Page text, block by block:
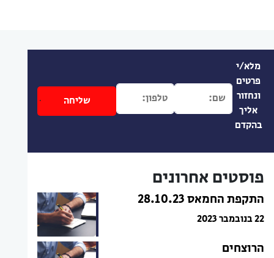
מלא/י
פרטים
ונחזור
אליך
בהקדם
פוסטים אחרונים
התקפת החמאס 28.10.23
22 בנובמבר 2023
הרוצחים